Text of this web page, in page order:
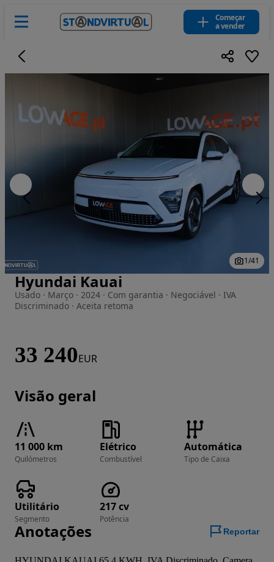
Começar
a vender
Imagem 1 de 41
1/41
Hyundai Kauai
Usado · Março · 2024 · Com garantia · Negociável · IVA
Discriminado · Aceita retoma
33 240EUR
Visão geral
11 000 km
Quilómetros
Elétrico
Combustível
Automática
Tipo de Caixa
Utilitário
Segmento
217 cv
Potência
Anotações Reportar